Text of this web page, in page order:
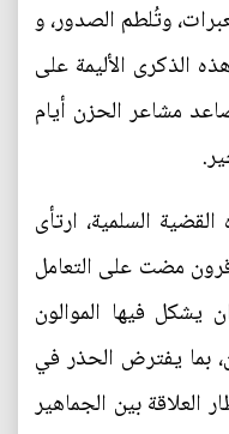
وتُلطم الصدور، و
الذكرى الأليمة على
مشاعر الحزن أيام
السلمية، ارتأى
مضت على التعامل
يشكل فيها الموالون
بما يفترض الحذر في
العلاقة بين الجماهير